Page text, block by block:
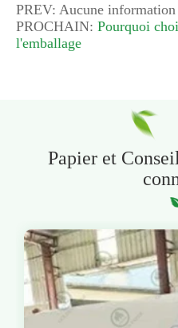
PREV: Aucune information
PROCHAIN: Pourquoi
l'emballage
Papier et